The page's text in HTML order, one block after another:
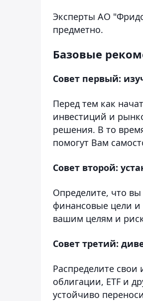
Эксперты АО
предметно.
Базовые
Совет первый:
Перед тем как
инвестиций и
решения. В то
помогут Вам
Совет второй:
Определите, что
финансовые цели и
вашим целям и
Совет третий:
Распределите
облигации, ETF и
устойчиво